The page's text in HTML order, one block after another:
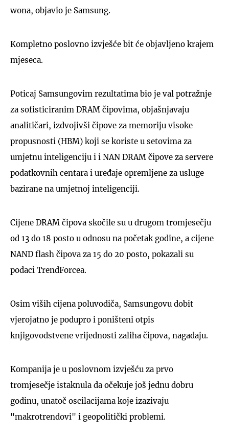
wona, objavio je Samsung.
Kompletno poslovno izvješće bit će objavljeno krajem
mjeseca.
Poticaj Samsungovim rezultatima bio je val potražnje
za sofisticiranim DRAM čipovima, objašnjavaju
analitičari, izdvojivši čipove za memoriju visoke
propusnosti (HBM) koji se koriste u setovima za
umjetnu inteligenciju i i NAN DRAM čipove za servere
podatkovnih centara i uređaje opremljene za usluge
bazirane na umjetnoj inteligenciji.
Cijene DRAM čipova skočile su u drugom tromjesečju
od 13 do 18 posto u odnosu na početak godine, a cijene
NAND flash čipova za 15 do 20 posto, pokazali su
podaci TrendForcea.
Osim viših cijena poluvodiča, Samsungovu dobit
vjerojatno je podupro i poništeni otpis
knjigovodstvene vrijednosti zaliha čipova, nagađaju.
Kompanija je u poslovnom izvješću za prvo
tromjesečje istaknula da očekuje još jednu dobru
godinu, unatoč oscilacijama koje izazivaju
"makrotrendovi" i geopolitički problemi.